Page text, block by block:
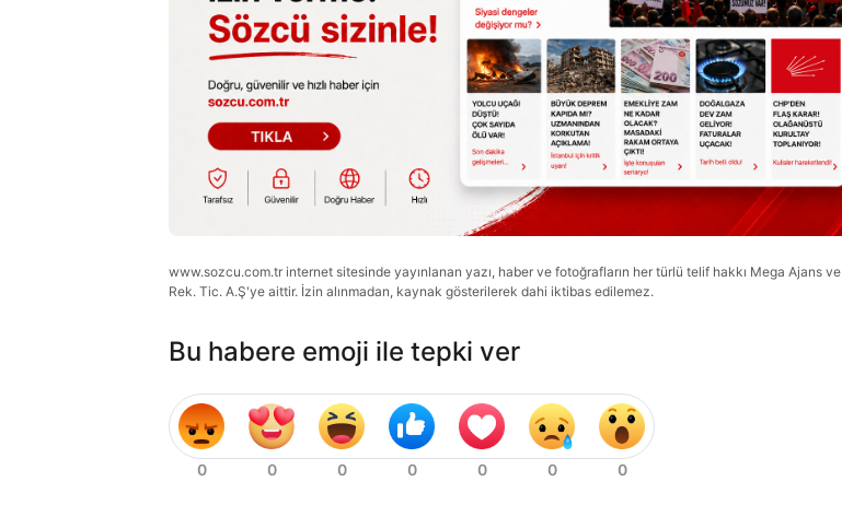
www.sozcu.com.tr internet sitesinde yayınlanan yazı, haber ve fotoğrafların her türlü telif hakkı Mega Ajans ve
Rek. Tic. A.Ş'ye aittir. İzin alınmadan, kaynak gösterilerek dahi iktibas edilemez.
Bu habere emoji ile tepki ver